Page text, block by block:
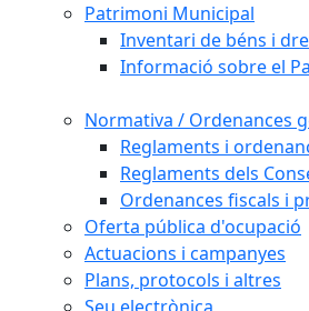
Patrimoni Municipal
Inventari de béns i
Informació sobre el
Normativa / Ordenances
Reglaments i
Reglaments dels
Ordenances fiscals i
Oferta pública d'ocupació
Actuacions i campanyes
Plans, protocols i altres